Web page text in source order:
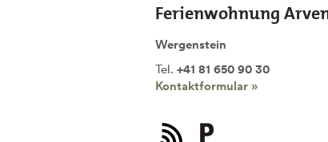
Ferienwohnung
Wergenstein
Tel. +41 81 650 90 30
Kontaktformular »